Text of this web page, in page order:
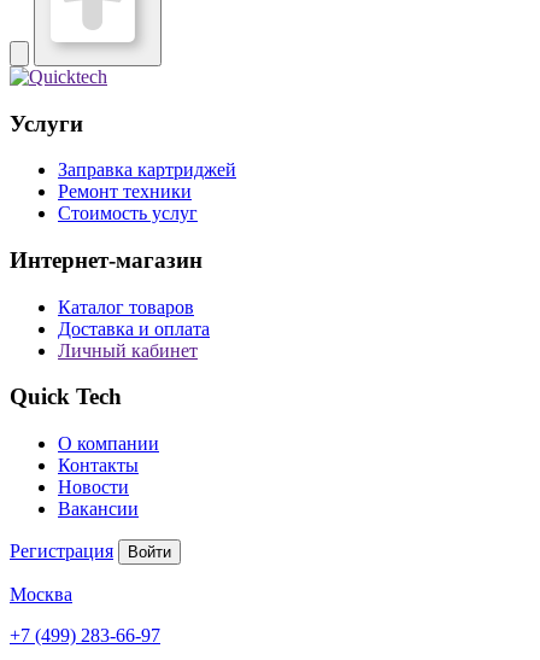
Услуги
Заправка картриджей
Ремонт техники
Стоимость услуг
Интернет-магазин
Каталог товаров
Доставка и оплата
Личный кабинет
Quick Tech
О компании
Контакты
Новости
Вакансии
Регистрация Войти
Москва
+7 (499) 283-66-97